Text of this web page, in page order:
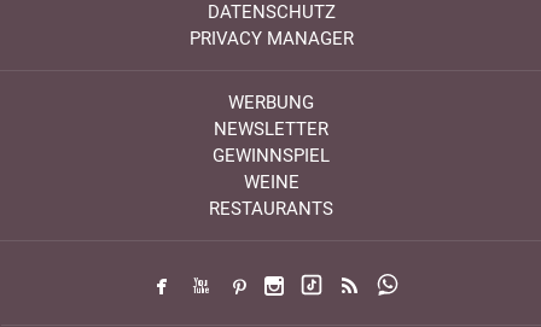
DATENSCHUTZ
PRIVACY MANAGER
WERBUNG
NEWSLETTER
GEWINNSPIEL
WEINE
RESTAURANTS